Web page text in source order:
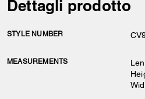
Dettagli prodotto
STYLE NUMBER
MEASUREMENTS